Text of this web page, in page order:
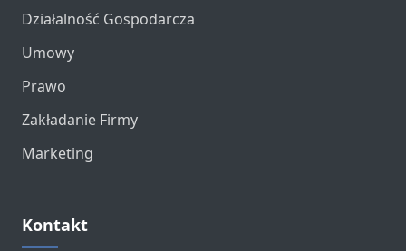
Działalność Gospodarcza
Umowy
Prawo
Zakładanie Firmy
Marketing
Kontakt